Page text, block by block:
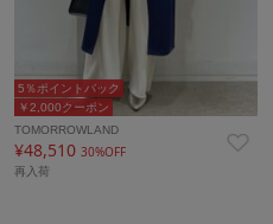
￥2,000クーポン
5％ポイントバック
TOMORROWLAND
¥48,510 30%OFF
再入荷